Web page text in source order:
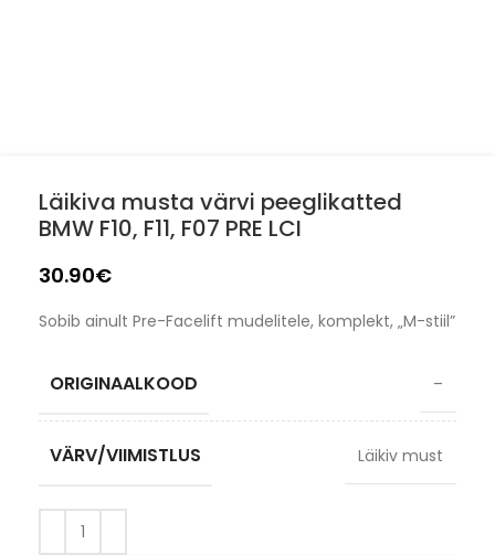
Läikiva musta värvi peeglikatted
BMW F10, F11, F07 PRE LCI
30.90€
Sobib ainult Pre-Facelift mudelitele, komplekt, „M-stiil”
ORIGINAALKOOD –
VÄRV/VIIMISTLUS Läikiv must